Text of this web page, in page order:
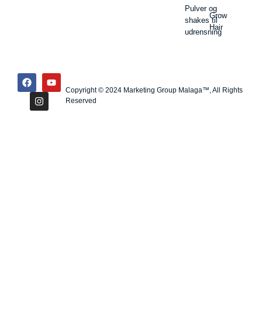
Pulver og
shakes til
udrensning
Grow
Hair
Copyright © 2024 Marketing Group Malaga™, All Rights
Reserved